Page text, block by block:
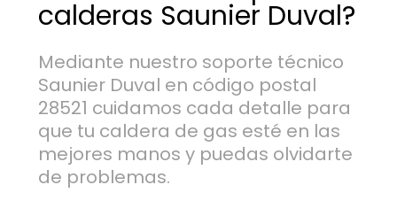
calderas Saunier Duval?
Mediante nuestro soporte técnico
Saunier Duval en código postal
28521 cuidamos cada detalle para
que tu caldera de gas esté en las
mejores manos y puedas olvidarte
de problemas.